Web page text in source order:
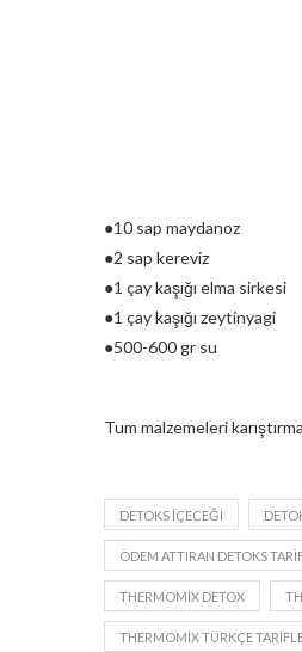
●10 sap maydanoz
●2 sap kereviz
●1 çay kaşığı elma sirkesi
●1 çay kaşığı zeytinyagi
●500-600 gr su
Tum malzemeleri
DETOKS IÇECEĞI
ÖDEM ATTIRAN DETOKS
THERMOMIX DETOX
THERMOMIX TÜRKÇE